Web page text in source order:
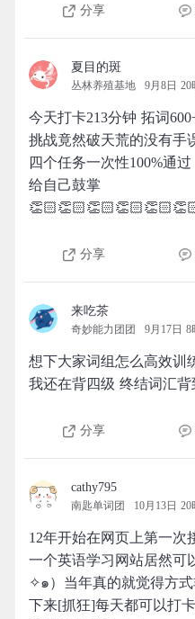
分享
夏目的斑
丛林养殖基地 9月8日 20
今天打卡213分钟 拓词
挑战竟然破天荒的没有手
四个任务一次性100%通过
给自己鼓掌
分享
来吃茶
奇妙能力团团 9月17日 8
想下大家词组怎么高效训
我还在背四级 终结词汇
分享
cathy795
南匙单词团 10月13日 20
12年开始在网页上第一次
一个英语学习网站居然
✧๑）当年真的就觉得方
下来[抓狂]每天都可以打